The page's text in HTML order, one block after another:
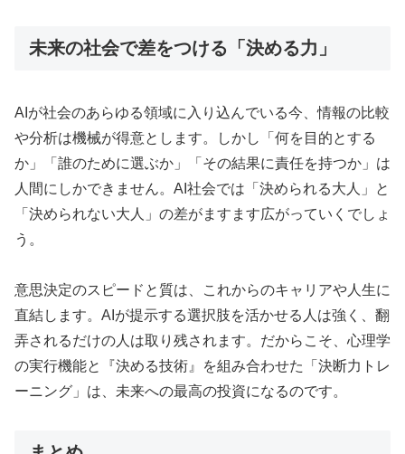
未来の社会で差をつける「決める力」
AIが社会のあらゆる領域に入り込んでいる今、情報の比較
や分析は機械が得意とします。しかし「何を目的とする
か」「誰のために選ぶか」「その結果に責任を持つか」は
人間にしかできません。AI社会では「決められる大人」と
「決められない大人」の差がますます広がっていくでしょ
う。
意思決定のスピードと質は、これからのキャリアや人生に
直結します。AIが提示する選択肢を活かせる人は強く、翻
弄されるだけの人は取り残されます。だからこそ、心理学
の実行機能と『決める技術』を組み合わせた「決断力トレ
ーニング」は、未来への最高の投資になるのです。